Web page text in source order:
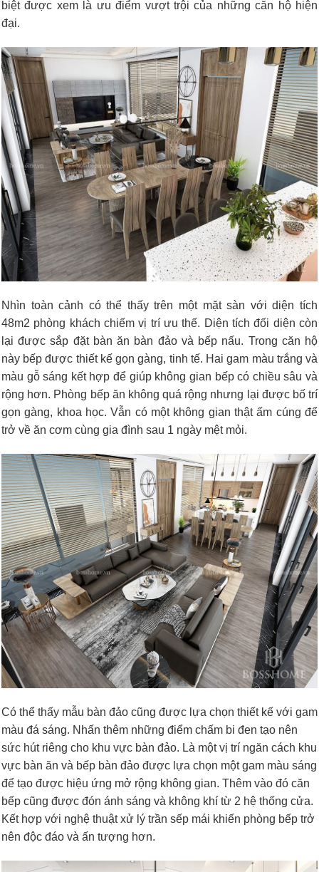
biệt được xem là ưu điểm vượt trội của những căn hộ hiện
đại.
Nhìn toàn cảnh có thể thấy trên một mặt sàn với diện tích
48m2 phòng khách chiếm vị trí ưu thế. Diện tích đối diện còn
lại được sắp đặt bàn ăn bàn đảo và bếp nấu. Trong căn hộ
này bếp được thiết kế gọn gàng, tinh tế. Hai gam màu trắng và
màu gỗ sáng kết hợp để giúp không gian bếp có chiều sâu và
rộng hơn. Phòng bếp ăn không quá rộng nhưng lại được bố trí
gọn gàng, khoa học. Vẫn có một không gian thật ấm cúng để
trở về ăn cơm cùng gia đình sau 1 ngày mệt mỏi.
Có thể thấy mẫu bàn đảo cũng được lựa chọn thiết kế với gam
màu đá sáng. Nhấn thêm những điểm chấm bi đen tạo nên
sức hút riêng cho khu vực bàn đảo. Là một vị trí ngăn cách khu
vực bàn ăn và bếp bàn đảo được lựa chọn một gam màu sáng
để tạo được hiệu ứng mở rộng không gian. Thêm vào đó căn
bếp cũng được đón ánh sáng và không khí từ 2 hệ thống cửa.
Kết hợp với nghệ thuật xử lý trần sếp mái khiến phòng bếp trở
nên độc đáo và ấn tượng hơn.